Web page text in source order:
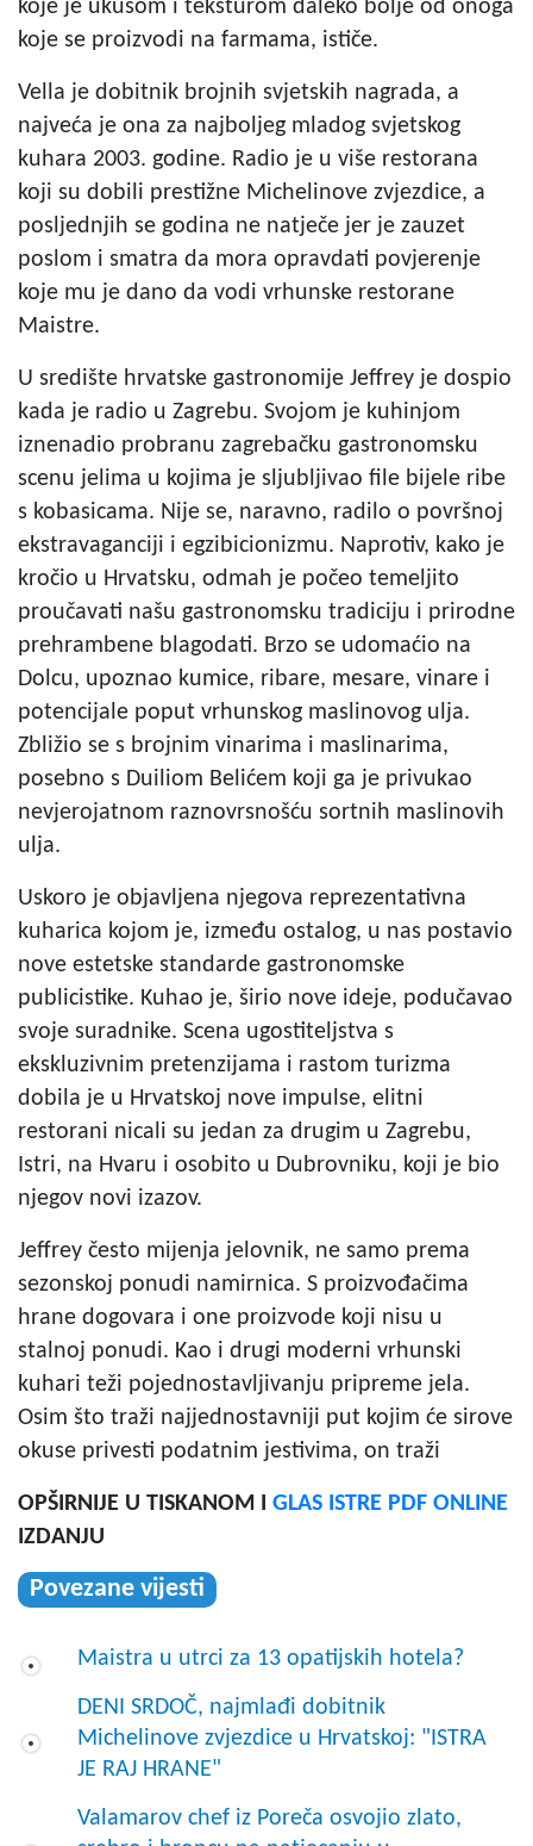
koje je ukusom i teksturom daleko bolje od onoga
koje se proizvodi na farmama, ističe.
Vella je dobitnik brojnih svjetskih nagrada, a
najveća je ona za najboljeg mladog svjetskog
kuhara 2003. godine. Radio je u više restorana
koji su dobili prestižne Michelinove zvjezdice, a
posljednjih se godina ne natječe jer je zauzet
poslom i smatra da mora opravdati povjerenje
koje mu je dano da vodi vrhunske restorane
Maistre.
U središte hrvatske gastronomije Jeffrey je dospio
kada je radio u Zagrebu. Svojom je kuhinjom
iznenadio probranu zagrebačku gastronomsku
scenu jelima u kojima je sljubljivao file bijele ribe
s kobasicama. Nije se, naravno, radilo o površnoj
ekstravaganciji i egzibicionizmu. Naprotiv, kako je
kročio u Hrvatsku, odmah je počeo temeljito
proučavati našu gastronomsku tradiciju i prirodne
prehrambene blagodati. Brzo se udomaćio na
Dolcu, upoznao kumice, ribare, mesare, vinare i
potencijale poput vrhunskog maslinovog ulja.
Zbližio se s brojnim vinarima i maslinarima,
posebno s Duiliom Belićem koji ga je privukao
nevjerojatnom raznovrsnošću sortnih maslinovih
ulja.
Uskoro je objavljena njegova reprezentativna
kuharica kojom je, između ostalog, u nas postavio
nove estetske standarde gastronomske
publicistike. Kuhao je, širio nove ideje, podučavao
svoje suradnike. Scena ugostiteljstva s
ekskluzivnim pretenzijama i rastom turizma
dobila je u Hrvatskoj nove impulse, elitni
restorani nicali su jedan za drugim u Zagrebu,
Istri, na Hvaru i osobito u Dubrovniku, koji je bio
njegov novi izazov.
Jeffrey često mijenja jelovnik, ne samo prema
sezonskoj ponudi namirnica. S proizvođačima
hrane dogovara i one proizvode koji nisu u
stalnoj ponudi. Kao i drugi moderni vrhunski
kuhari teži pojednostavljivanju pripreme jela.
Osim što traži najjednostavniji put kojim će sirove
okuse privesti podatnim jestivima, on traži
OPŠIRNIJE U TISKANOM I GLAS ISTRE PDF ONLINE
IZDANJU
Povezane vijesti
Maistra u utrci za 13 opatijskih hotela?
DENI SRDOČ, najmlađi dobitnik
Michelinove zvjezdice u Hrvatskoj: "ISTRA
JE RAJ HRANE"
Valamarov chef iz Poreča osvojio zlato,